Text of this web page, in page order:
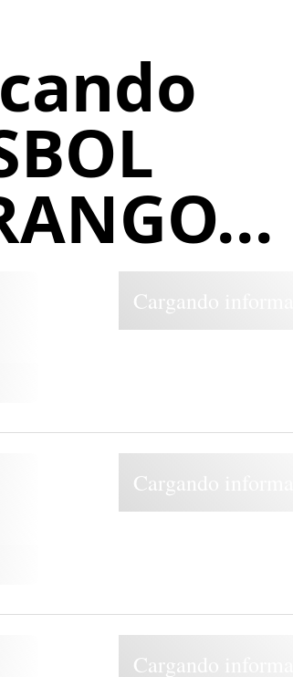
Cargando
Cargando
Cargando